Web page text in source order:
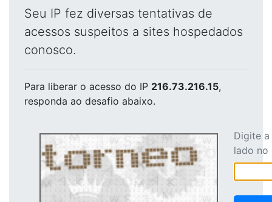
Seu IP fez diversas tentativas de
acessos suspeitos a sites hospedados
conosco.
Para liberar o acesso do IP 216.73.216.15,
responda ao desafio abaixo.
Digite
lado no